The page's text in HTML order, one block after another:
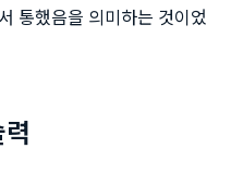
통했음을 의미하는 것이었